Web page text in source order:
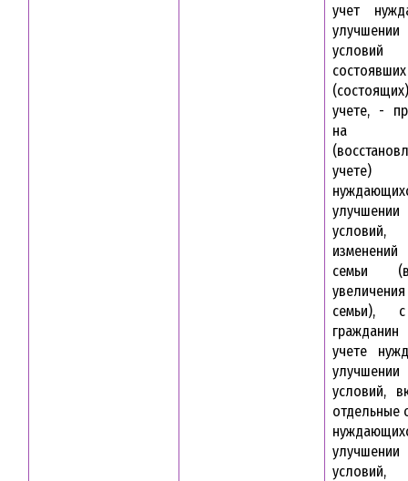
учет
состоявших
учете, -
на
учете)
условий,
семьи
семьи),
гражданин
учете
условий,
отдельные
условий,